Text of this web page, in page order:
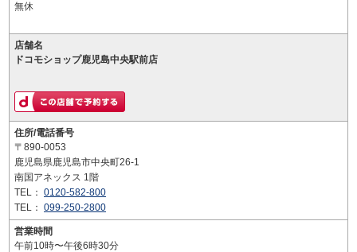
無休
店舗名
ドコモショップ鹿児島中央駅前店
住所/電話番号
〒890-0053
鹿児島県鹿児島市中央町26-1
南国アネックス 1階
TEL： 0120-582-800
TEL： 099-250-2800
営業時間
午前10時〜午後6時30分